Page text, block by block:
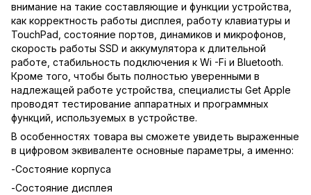
внимание на такие составляющие и функции устройства,
как корректность работы дисплея, работу клавиатуры и
TouchPad, состояние портов, динамиков и микрофонов,
скорость работы SSD и аккумулятора к длительной
работе, стабильность подключения к Wi -Fi и Bluetooth.
Кроме того, чтобы быть полностью уверенными в
надлежащей работе устройства, специалисты Get Apple
проводят тестирование аппаратных и программных
функций, используемых в устройстве.
В особенностях товара вы сможете увидеть выраженные
в цифровом эквиваленте основные параметры, а именно:
-Состояние корпуса
-Состояние дисплея